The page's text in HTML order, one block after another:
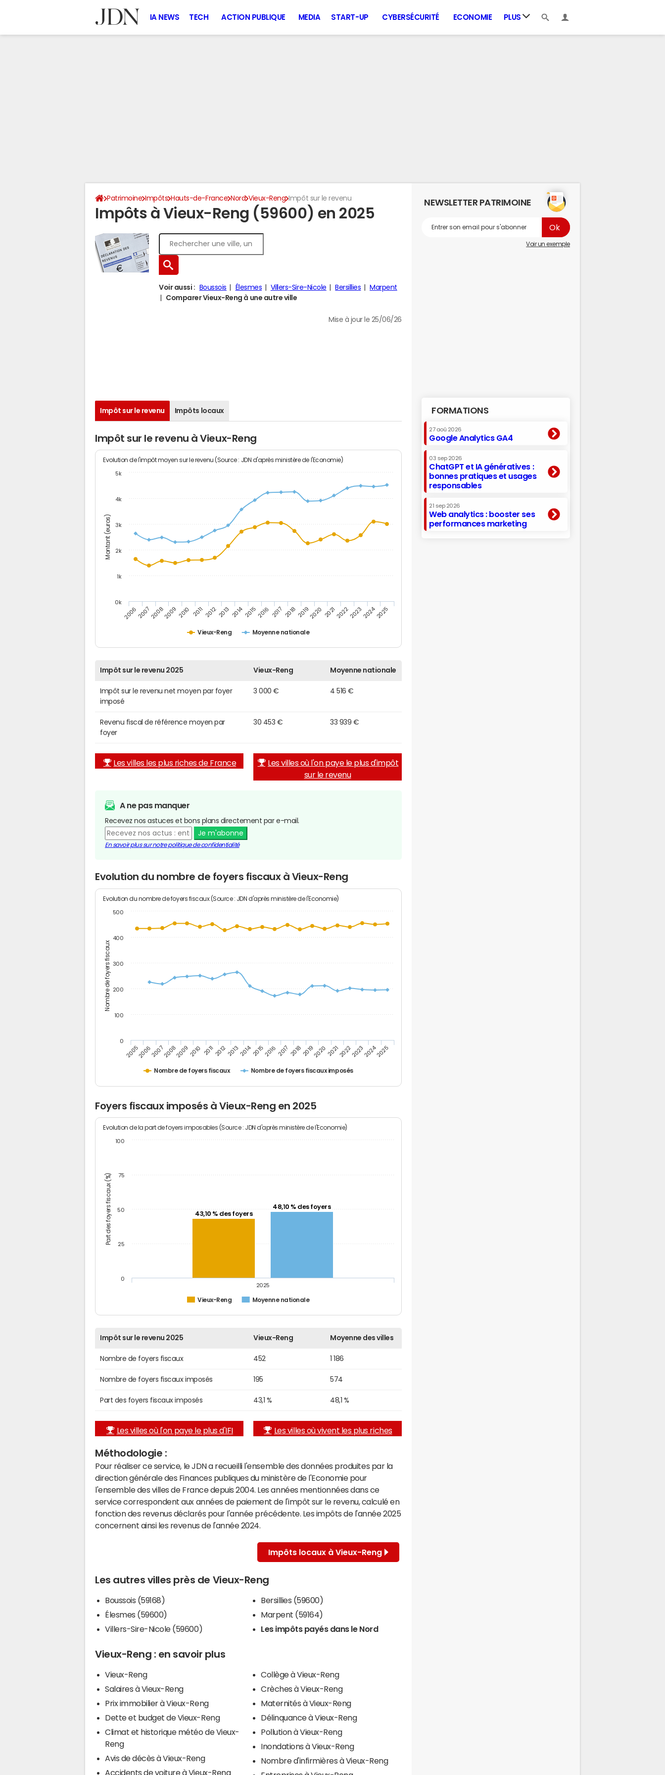
IA NEWS TECH ACTION PUBLIQUE MEDIA START-UP CYBERSÉCURITÉ ECONOMIE PLUS
Patrimoine Impôts Hauts-de-France Nord Vieux-Reng Impôt sur le revenu
Impôts à Vieux-Reng (59600) en 2025
Voir aussi : Boussois Élesmes Villers-Sire-Nicole Bersillies
Marpent
Comparer Vieux-Reng à une autre ville
Mise à jour le 25/06/26
Impôt sur le revenu Impôts locaux
Impôt sur le revenu à Vieux-Reng
Montant (euros)
Evolution de l'impôt moyen sur le revenu (Source : JDN d'après ministère de l'Economie)
Vieux-Reng Moyenne nationale
20062007200820092010 2011 20122013 201420152016 2017 201820192020 20212022202320242025
0k
1k
2k
3k
4k
5k
Impôt sur le revenu 2025 Vieux-Reng Moyenne nationale
Impôt sur le revenu net moyen par foyer
imposé
3 000 € 4 516 €
Revenu fiscal de référence moyen par
foyer
30 453 € 33 939 €
Les villes les plus riches de France
Les villes où l'on paye le plus d'impôt
sur le revenu
A ne pas manquer
Recevez nos astuces et bons plans directement par e-mail.
Je m'abonne
En savoir plus sur notre politique de confidentialité
Evolution du nombre de foyers fiscaux à Vieux-Reng
Nombre de foyers fiscaux
Evolution du nombre de foyers fiscaux (Source : JDN d'après ministère de l'Economie)
Nombre de foyers fiscaux Nombre de foyers fiscaux imposés
200520062007200820092010 201120122013201420152016 2017 20182019202020212022202320242025
0
100
200
300
400
500
Foyers fiscaux imposés à Vieux-Reng en 2025
Part des foyers fiscaux (%)
Evolution de la part de foyers imposables (Source : JDN d'après ministère de l'Economie)
43,10 % des foyers
48,10 % des foyers
Vieux-Reng Moyenne nationale
2025
0
25
50
75
100
Impôt sur le revenu 2025 Vieux-Reng Moyenne des villes
Nombre de foyers fiscaux 452 1 186
Nombre de foyers fiscaux imposés 195 574
Part des foyers fiscaux imposés 43,1 % 48,1 %
Les villes où l'on paye le plus d'IFI Les villes où vivent les plus riches
Méthodologie :
Pour réaliser ce service, le JDN a recueilli l'ensemble des données produites par la
direction générale des Finances publiques du ministère de l'Economie pour
l'ensemble des villes de France depuis 2004. Les années mentionnées dans ce
service correspondent aux années de paiement de l'impôt sur le revenu, calculé en
fonction des revenus déclarés pour l'année précédente. Les impôts de l'année 2025
concernent ainsi les revenus de l'année 2024.
Impôts locaux à Vieux-Reng
Les autres villes près de Vieux-Reng
Boussois (59168)
Élesmes (59600)
Villers-Sire-Nicole (59600)
Bersillies (59600)
Marpent (59164)
Les impôts payés dans le Nord
Vieux-Reng : en savoir plus
Vieux-Reng
Salaires à Vieux-Reng
Prix immobilier à Vieux-Reng
Dette et budget de Vieux-Reng
Climat et historique météo de Vieux-
Reng
Avis de décès à Vieux-Reng
Accidents de voiture à Vieux-Reng
Collège à Vieux-Reng
Crèches à Vieux-Reng
Maternités à Vieux-Reng
Délinquance à Vieux-Reng
Pollution à Vieux-Reng
Inondations à Vieux-Reng
Nombre d'infirmières à Vieux-Reng
NEWSLETTER PATRIMOINE
Voir un exemple
FORMATIONS
27 aoû 2026
Google Analytics GA4
03 sep 2026
ChatGPT et IA génératives :
bonnes pratiques et usages
responsables
21 sep 2026
Web analytics : booster ses
performances marketing